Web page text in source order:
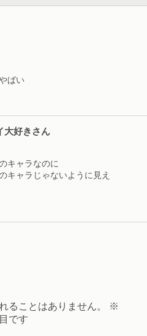
ばい
大好きさん
キャラなのに
キャラじゃないように見え
ることはありません。
※
です